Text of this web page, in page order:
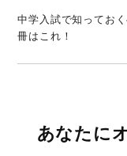
中学入試で知ってお
冊はこれ！
あなたに